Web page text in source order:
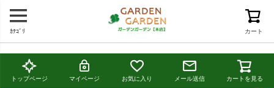
カート
ｶﾃｺﾞﾘ
トップページ マイページ お気に入り メール送信 カートを見る